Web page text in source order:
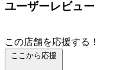
ユーザーレビュー
この店舗を応援する！
ここから応援